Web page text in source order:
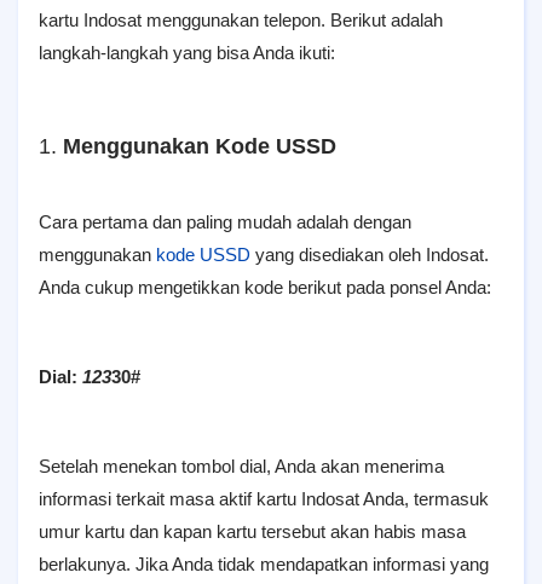
kartu Indosat menggunakan telepon. Berikut adalah
langkah-langkah yang bisa Anda ikuti:
1. Menggunakan Kode USSD
Cara pertama dan paling mudah adalah dengan
menggunakan kode USSD yang disediakan oleh Indosat.
Anda cukup mengetikkan kode berikut pada ponsel Anda:
Dial: 12330#
Setelah menekan tombol dial, Anda akan menerima
informasi terkait masa aktif kartu Indosat Anda, termasuk
umur kartu dan kapan kartu tersebut akan habis masa
berlakunya. Jika Anda tidak mendapatkan informasi yang